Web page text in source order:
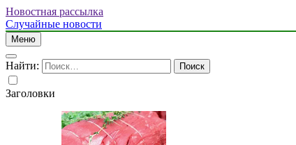
Новостная рассылка
Случайные новости
Меню
Найти:
Заголовки